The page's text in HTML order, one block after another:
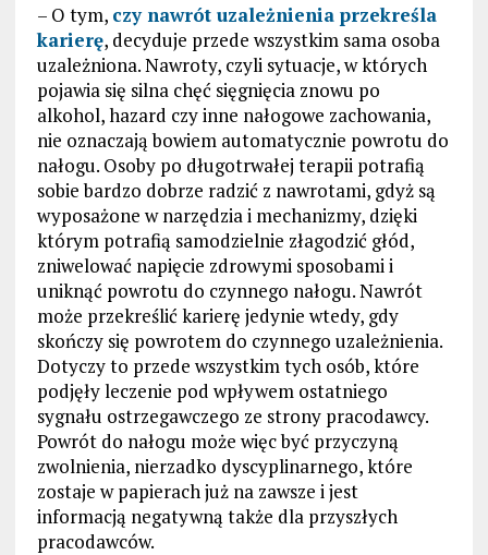
– O tym, czy nawrót uzależnienia przekreśla
karierę, decyduje przede wszystkim sama osoba
uzależniona. Nawroty, czyli sytuacje, w których
pojawia się silna chęć sięgnięcia znowu po
alkohol, hazard czy inne nałogowe zachowania,
nie oznaczają bowiem automatycznie powrotu do
nałogu. Osoby po długotrwałej terapii potrafią
sobie bardzo dobrze radzić z nawrotami, gdyż są
wyposażone w narzędzia i mechanizmy, dzięki
którym potrafią samodzielnie złagodzić głód,
zniwelować napięcie zdrowymi sposobami i
uniknąć powrotu do czynnego nałogu. Nawrót
może przekreślić karierę jedynie wtedy, gdy
skończy się powrotem do czynnego uzależnienia.
Dotyczy to przede wszystkim tych osób, które
podjęły leczenie pod wpływem ostatniego
sygnału ostrzegawczego ze strony pracodawcy.
Powrót do nałogu może więc być przyczyną
zwolnienia, nierzadko dyscyplinarnego, które
zostaje w papierach już na zawsze i jest
informacją negatywną także dla przyszłych
pracodawców.